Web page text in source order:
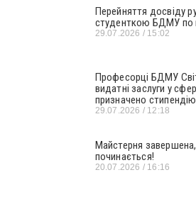
Перейняття досвіду
студенткою БДМУ по
29.07.2026 15:02
Професорці БДМУ
видатні заслуги у
призначено
29.07.2026 12:18
Майстерня
починається!
20.07.2026 16:16